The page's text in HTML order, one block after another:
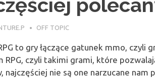
OFF TOPIC
to gry łączące gatunek mmo,
RPG, czyli takimi grami, które
najczęściej nie są one narzucane